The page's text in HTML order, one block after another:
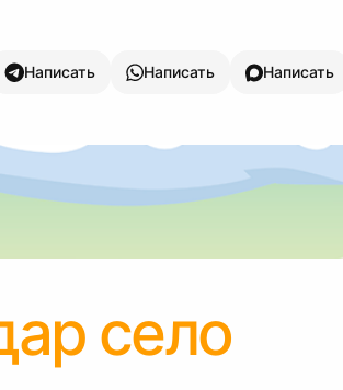
Написать Написать Написать
село